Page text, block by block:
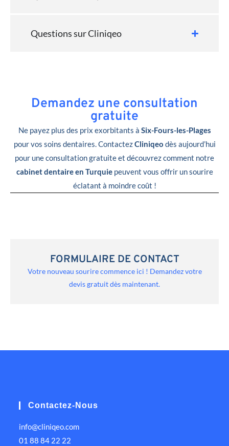
Questions sur Cliniqeo
Demandez une consultation
gratuite
Ne payez plus des prix exorbitants à Six-Fours-les-Plages
pour vos soins dentaires. ContactezCliniqeo dès aujourd’hui
pour une consultation gratuite et découvrez comment notre
cabinet dentaire en Turquiepeuvent vous offrir un sourire
éclatant à moindre coût !
FORMULAIRE DE CONTACT
Votre nouveau sourire commence ici ! Demandez votre
devis gratuit dès maintenant.
Contactez-Nous
info@cliniqeo.com
01 88 84 22 22